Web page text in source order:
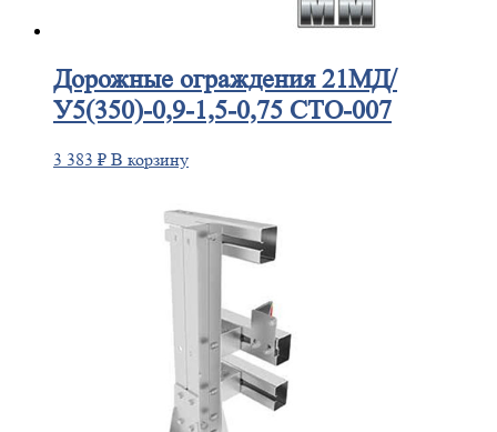
Дорожные ограждения 21МД/
У5(350)-0,9-1,5-0,75 СТО-007
3 383 ₽ В корзину